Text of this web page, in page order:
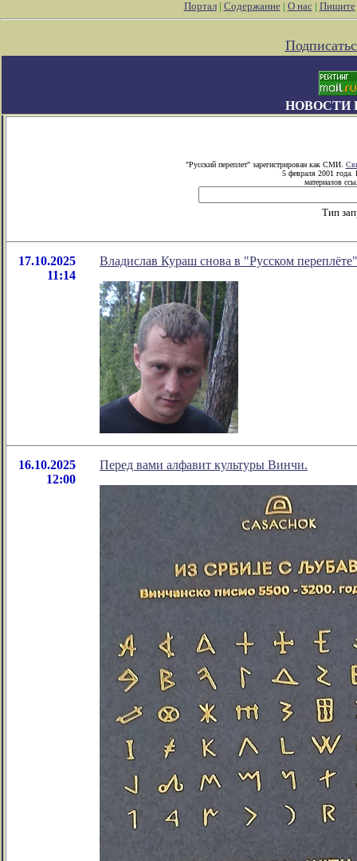
Портал| Содержание| О нас| Пишите
НОВОСТИ
"Русский переплет" зарегистрирован как СМИ.
5 февраля 2001 года.
материалов
Тип
17.10.2025
11:14
Владислав Кураш снова в "Русском переплёте"
16.10.2025
12:00
Перед вами алфавит культуры Винчи.